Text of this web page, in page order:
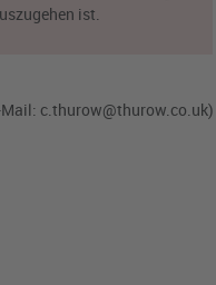
ist.
c.thurow@thurow.co.uk)